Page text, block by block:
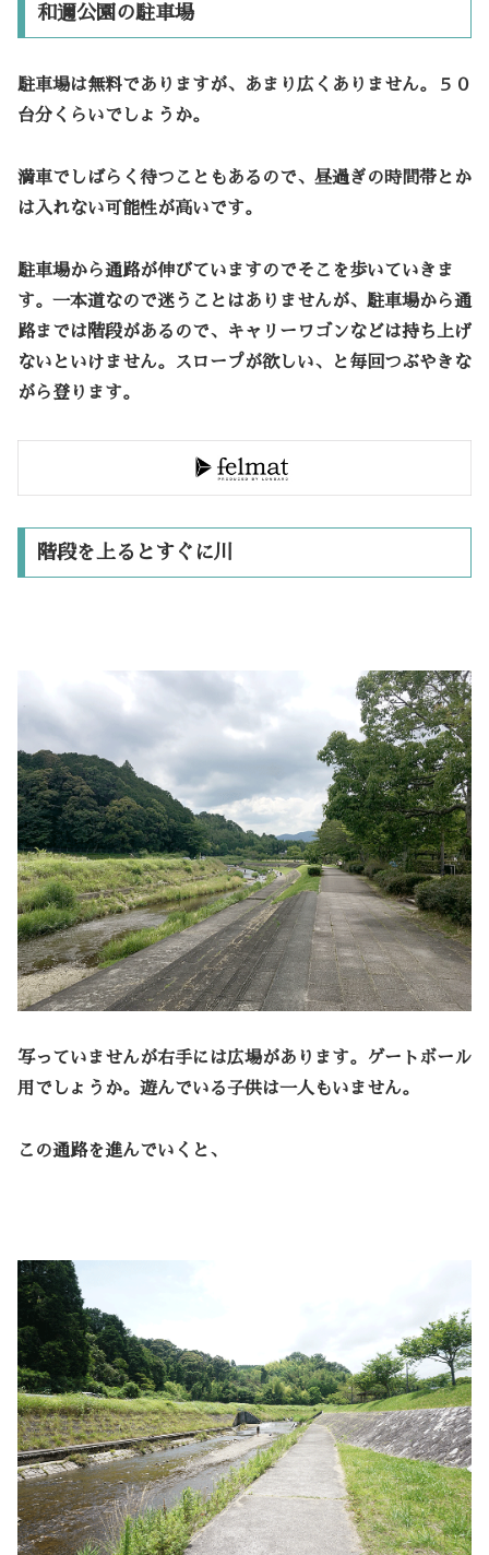
和邇公園の駐車場
駐車場は無料でありますが、あまり広くありません。５０
台分くらいでしょうか。
満車でしばらく待つこともあるので、昼過ぎの時間帯とか
は入れない可能性が高いです。
駐車場から通路が伸びていますのでそこを歩いていきま
す。一本道なので迷うことはありませんが、駐車場から通
路までは階段があるので、キャリーワゴンなどは持ち上げ
ないといけません。スロープが欲しい、と毎回つぶやきな
がら登ります。
階段を上るとすぐに川
写っていませんが右手には広場があります。ゲートボール
用でしょうか。遊んでいる子供は一人もいません。
この通路を進んでいくと、